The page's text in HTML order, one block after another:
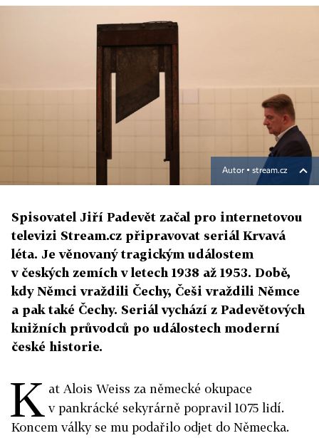
Autor ▪ stream.cz
Spisovatel Jiří Padevět začal pro internetovou
televizi Stream.cz připravovat seriál Krvavá
léta. Je věnovaný tragickým událostem
v českých zemích v letech 1938 až 1953. Době,
kdy Němci vraždili Čechy, Češi vraždili Němce
a pak také Čechy. Seriál vychází z Padevětových
knižních průvodců po událostech moderní
české historie.
K at Alois Weiss za německé okupace
v pankrácké sekyrárně popravil 1075 lidí.
Koncem války se mu podařilo odjet do Německa.